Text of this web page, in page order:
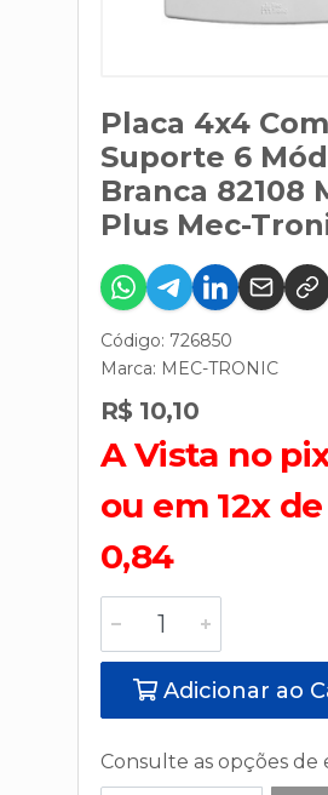
Placa 4x4 Com
Suporte 6
Branca 82108
Plus Mec-
Código: 726850
Marca: MEC-TRONIC
R$ 10,10
A Vista no
ou em 12x
0,84
Adicionar ao
Consulte as opções de